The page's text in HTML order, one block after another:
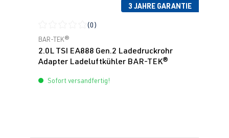
3 JAHRE GARANTIE
Durchschnittliche Bewertung von 0 von 5 Sternen
(0)
BAR-TEK®
2.0L TSI EA888 Gen.2 Ladedruckrohr
Adapter Ladeluftkühler BAR-TEK®
Sofort versandfertig!